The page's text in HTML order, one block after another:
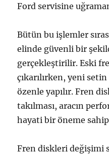
Ford servisine
Bütün bu işlemler
elinde güvenli bir
gerçekleştirilir. Eski
çıkarılırken, yeni
özenle yapılır. Fren
takılması, aracın
hayati bir öneme
Fren diskleri değişimi